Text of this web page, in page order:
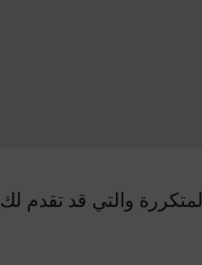
والتي قد تقدم لك